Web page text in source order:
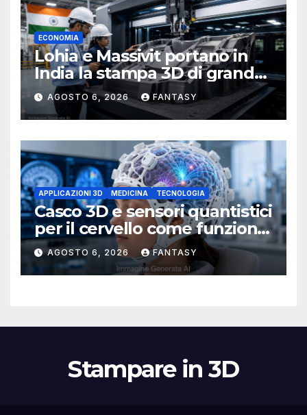
ECONOMIA
Lohia e Massivit portano in
India la stampa 3D di grande
formato per i compositi
AGOSTO 6, 2026 FANTASY
APPLICAZIONI 3D MEDICINA TECNOLOGIA
Casco 3D e sensori quantistici
per il cervello come funziona
l’OPM-MEG
AGOSTO 6, 2026 FANTASY
Stampare in 3D